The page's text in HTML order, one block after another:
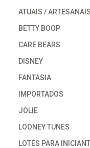
ATUAIS / ARTESANAIS
BETTY BOOP
CARE BEARS
DISNEY
FANTASIA
IMPORTADOS
JOLIE
LOONEY TUNES
LOTES PARA